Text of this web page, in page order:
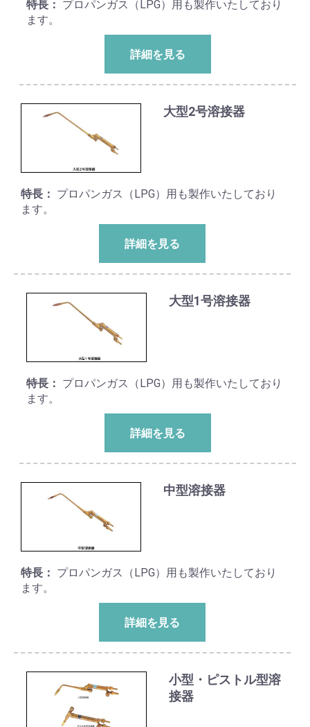
特長： プロパンガス（LPG）用も製作いたしており
ます。
詳細を見る
大型2号溶接器
特長： プロパンガス（LPG）用も製作いたしており
ます。
詳細を見る
大型1号溶接器
特長： プロパンガス（LPG）用も製作いたしており
ます。
詳細を見る
中型溶接器
特長： プロパンガス（LPG）用も製作いたしており
ます。
詳細を見る
小型・ピストル型溶
接器